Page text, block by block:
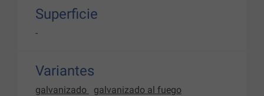
Superficie
-
Variantes
galvanizado galvanizado al fuego